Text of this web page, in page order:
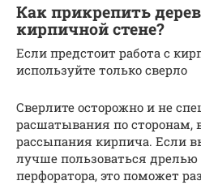
Как прикрепить
кирпичной стене?
Если предстоит работа с
используйте только сверло
Сверлите осторожно и не
расшатывания по сторонам,
рассыпания кирпича. Если
лучше пользоваться
перфоратора, это поможет